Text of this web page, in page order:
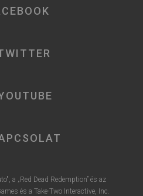
a „Red Dead Redemption” és az
és a Take-Two Interactive, Inc.